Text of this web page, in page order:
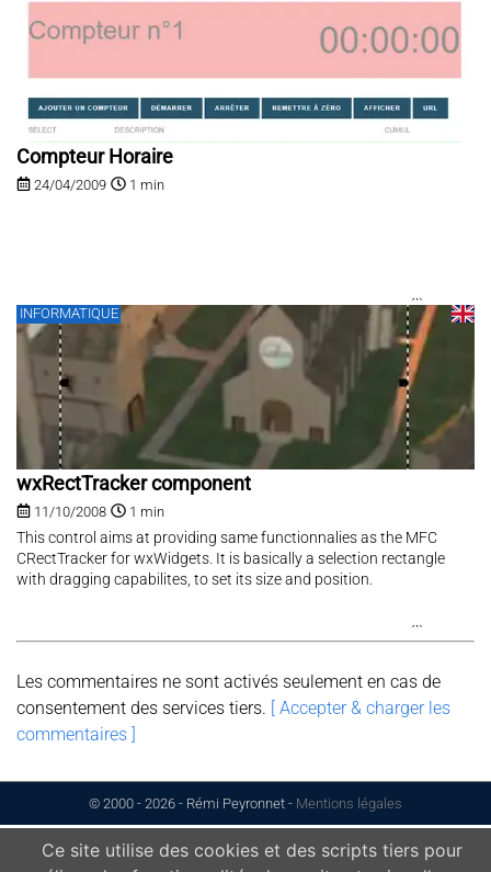
Ce site utilise des cookies et des scripts tiers pour
Compteur Horaire
24/04/2009 1 min
INFORMATIQUE
wxRectTracker component
11/10/2008 1 min
This control aims at providing same functionnalies as the MFC
CRectTracker for wxWidgets. It is basically a selection rectangle
with dragging capabilites, to set its size and position.
Les commentaires ne sont activés seulement en cas de
consentement des services tiers. [ Accepter & charger les
commentaires ]
© 2000 - 2026 - Rémi Peyronnet - Mentions légales